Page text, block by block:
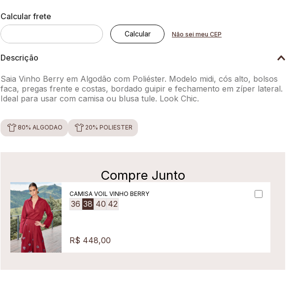
Não sei meu CEP
Descrição
Saia Vinho Berry em Algodão com Poliéster. Modelo midi, cós alto, bolsos
faca, pregas frente e costas, bordado guipir e fechamento em zíper lateral.
Ideal para usar com camisa ou blusa tule. Look Chic.
80% ALGODÃO 20% POLIÉSTER
Compre Junto
CAMISA VOIL VINHO BERRY
36 38 40 42
R$ 448,00